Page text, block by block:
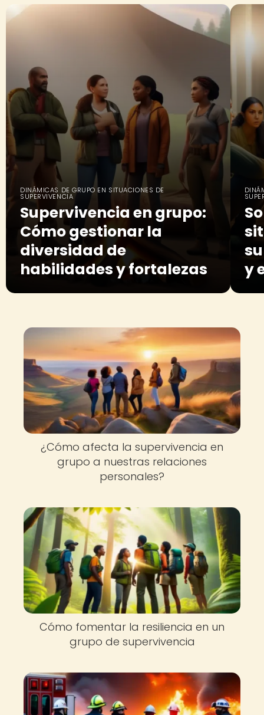
DINÁMICAS DE GRUPO EN SITUACIONES DE
SUPERVIVENCIA
Supervivencia en grupo:
Cómo gestionar la
diversidad de
habilidades y fortalezas
y
¿Cómo afecta la supervivencia en
grupo a nuestras relaciones
personales?
Cómo fomentar la resiliencia en un
grupo de supervivencia